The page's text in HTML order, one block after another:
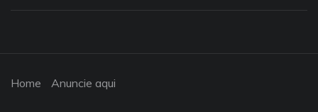
Home Anuncie aqui